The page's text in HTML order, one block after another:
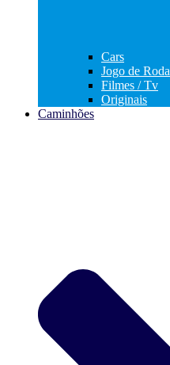
Cars
Jogo de Roda
Filmes / Tv
Originais
Caminhões